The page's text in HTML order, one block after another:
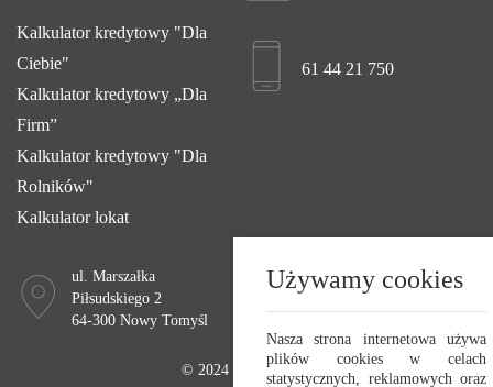
Używamy cookies
Nasza strona internetowa używa
plików cookies w celach
statystycznych, reklamowych oraz
Kalkulator kredytowy "Dla
Ciebie"
Kalkulator kredytowy „Dla
Firm”
Kalkulator kredytowy "Dla
Rolników"
Kalkulator lokat
61 44 21 750
ul. Marszałka
Piłsudskiego 2
64-300 Nowy Tomyśl
Poniedziałek - Piątek
© 2024 Bank Spółdzielczy w Nowym Tomyślu